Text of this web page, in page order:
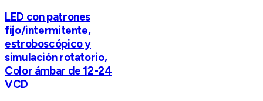
LED con patrones
fijo/intermitente,
estroboscópico y
simulación rotatorio,
Color ámbar de 12-24
VCD